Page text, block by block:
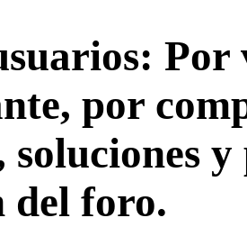
Por
por
soluciones
del foro.